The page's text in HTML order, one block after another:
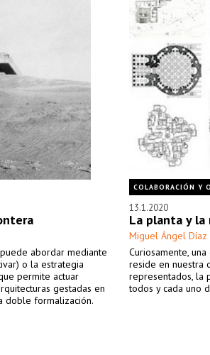
abordar mediante
o la estrategia
permite actuar
gestadas en
doble formalización.
COLABORACIÓN Y
13.1.2020
La planta y la
Miguel Ángel Díaz
Curiosamente,
reside en nuestra
representados, la
todos y cada uno